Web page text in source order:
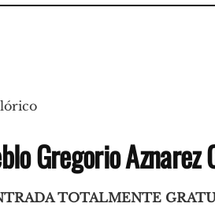
Gregorio Aznarez
TOTALMENTE